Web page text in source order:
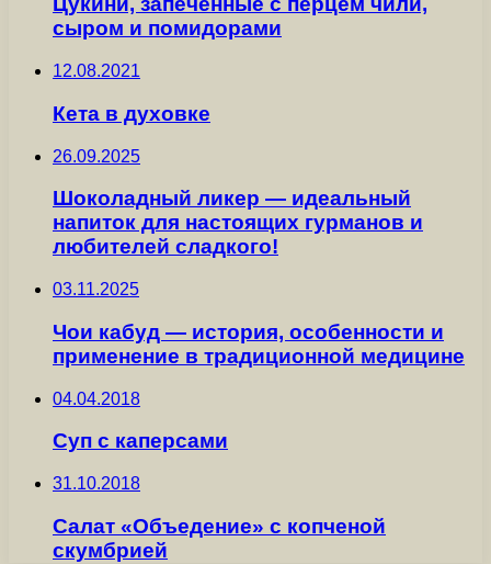
сыром и помидорами
12.08.2021
Кета в духовке
26.09.2025
Шоколадный ликер — идеальный
напиток для настоящих гурманов и
любителей сладкого!
03.11.2025
Чои кабуд — история, особенности и
применение в традиционной медицине
04.04.2018
Суп с каперсами
31.10.2018
Салат «Объедение» с копченой
скумбрией